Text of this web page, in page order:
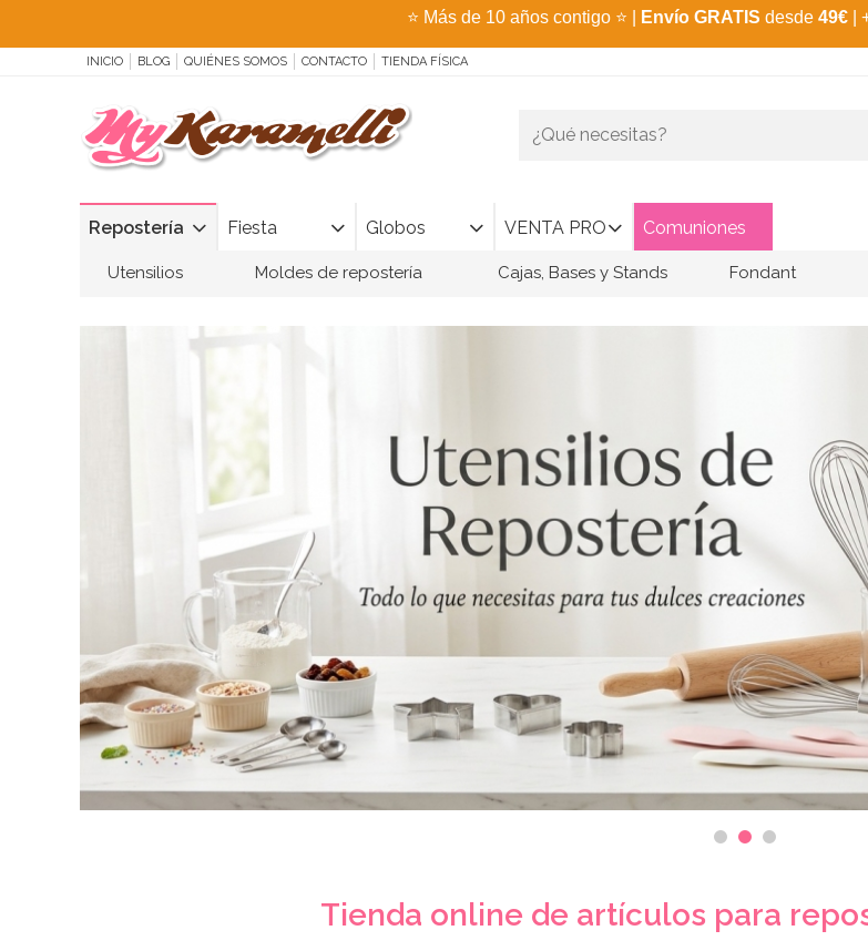
⭐ Más de 10 años contigo ⭐ Envío GRATIS desde 49€ |
INICIO BLOG QUIÉNES SOMOS CONTACTO TIENDA FÍSICA
Repostería Fiesta Globos VENTA PRO Comuniones
Utensilios Moldes de repostería Cajas, Bases y Stands Fondant
Tienda online de artículos para